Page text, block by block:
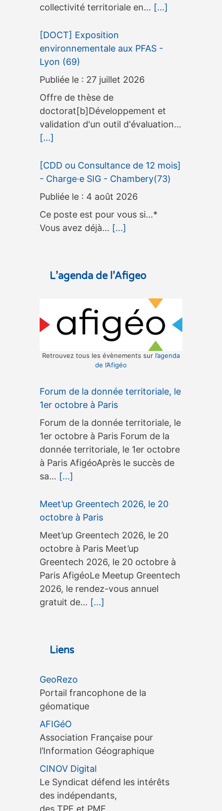
collectivité territoriale en… [...]
[DOCT] Exposition
environnementale aux PFAS -
Lyon (69)
27 juillet 2026
Offre de thèse de
doctorat[b]Développement et
validation d'un outil d'évaluation…
[...]
[CDD ou Consultance de 12 mois]
- Charge·e SIG - Chambery(73)
4 août 2026
Ce poste est pour vous si...*
Vous avez déjà… [...]
L’agenda de l’Afigeo
Retrouvez tous les évènements sur l’agenda
de l’Afigéo
Forum de la donnée territoriale, le
1er octobre à Paris
Forum de la donnée territoriale, le
1er octobre à Paris Forum de la
donnée territoriale, le 1er octobre
à Paris AfigéoAprès le succès de
sa… [...]
Meet’up Greentech 2026, le 20
octobre à Paris
Meet’up Greentech 2026, le 20
octobre à Paris Meet’up
Greentech 2026, le 20 octobre à
Paris AfigéoLe Meetup Greentech
2026, le rendez-vous annuel
gratuit de… [...]
OneGeo Suite, le 15 septembre à
Tours
3ème édition du séminaire
OneGeo Suite, le 15 septembre à
Tours 3ème édition du séminaire
OneGeo Suite, le 15 septembre à
Tours AfigéoLe séminaire
OneGeo…[...]
3ème édition d’une exposition
itinérante Arts / Sciences, du 18
juin au 13 décembre 2026 à
Liens
GeoRezo
Portail francophone de la
géomatique
AFIGéO
Association Française pour
l’Information Géographique
CINOV Digital
Le Syndicat défend les intérêts
des indépendants,
des TPE et PME.